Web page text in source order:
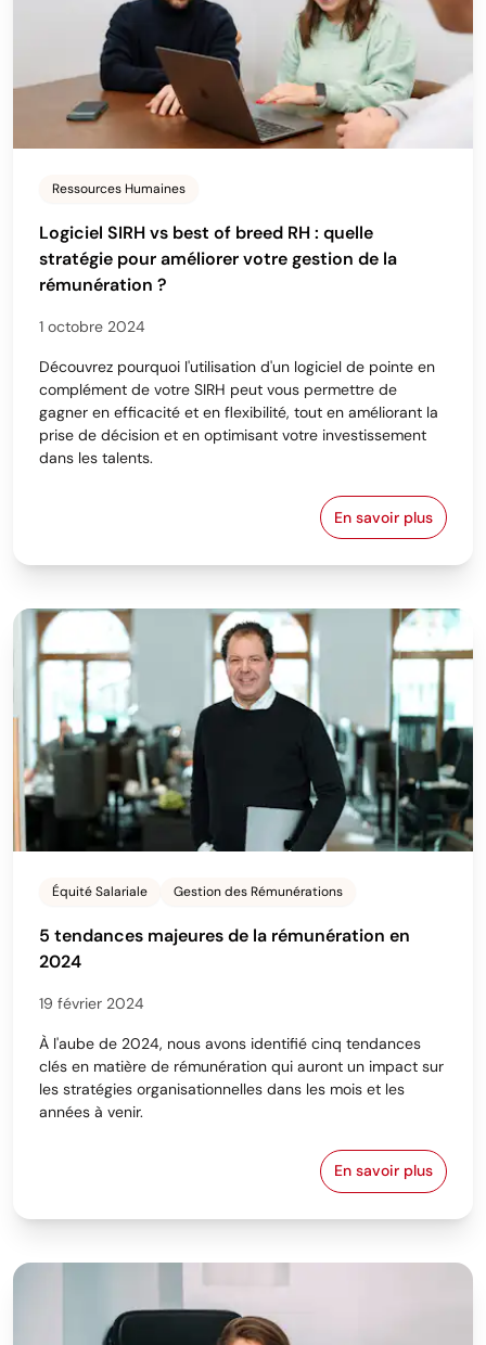
Ressources Humaines
Logiciel SIRH vs best of breed RH : quelle
stratégie pour améliorer votre gestion de la
rémunération ?
1 octobre 2024
Découvrez pourquoi l'utilisation d'un logiciel de pointe en
complément de votre SIRH peut vous permettre de
gagner en efficacité et en flexibilité, tout en améliorant la
prise de décision et en optimisant votre investissement
dans les talents.
En savoir plus
Logiciel SIRH
Équité Salariale Gestion des Rémunérations
5 tendances majeures de la rémunération en
2024
19 février 2024
À l'aube de 2024, nous avons identifié cinq tendances
clés en matière de rémunération qui auront un impact sur
les stratégies organisationnelles dans les mois et les
années à venir.
En savoir plus
5 tendances